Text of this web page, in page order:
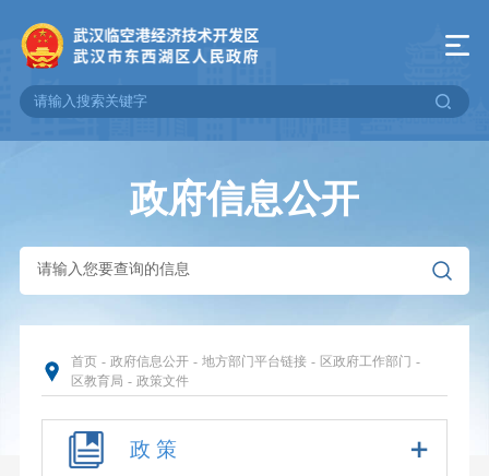
政府信息公开
首页 - 政府信息公开 - 地方部门平台链接 - 区政府工作部门 -
区教育局 - 政策文件
政 策